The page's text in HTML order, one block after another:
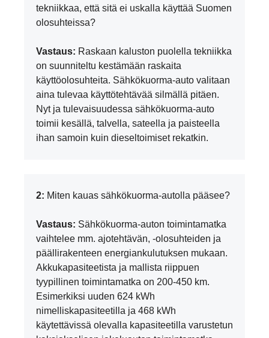
tekniikkaa, että sitä ei uskalla käyttää Suomen
olosuhteissa?
Vastaus: Raskaan kaluston puolella tekniikka
on suunniteltu kestämään raskaita
käyttöolosuhteita. Sähkökuorma-auto valitaan
aina tulevaa käyttötehtävää silmällä pitäen.
Nyt ja tulevaisuudessa sähkökuorma-auto
toimii kesällä, talvella, sateella ja paisteella
ihan samoin kuin dieseltoimiset rekatkin.
2: Miten kauas sähkökuorma-autolla pääsee?
Vastaus: Sähkökuorma-auton toimintamatka
vaihtelee mm. ajotehtävän, -olosuhteiden ja
päällirakenteen energiankulutuksen mukaan.
Akkukapasiteetista ja mallista riippuen
tyypillinen toimintamatka on 200-450 km.
Esimerkiksi uuden 624 kWh
nimelliskapasiteetilla ja 468 kWh
käytettävissä olevalla kapasiteetilla varustetun